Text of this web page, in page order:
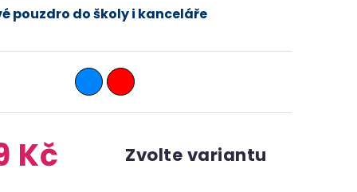
Kč Zvolte variantu
pouzdro do školy i kanceláře